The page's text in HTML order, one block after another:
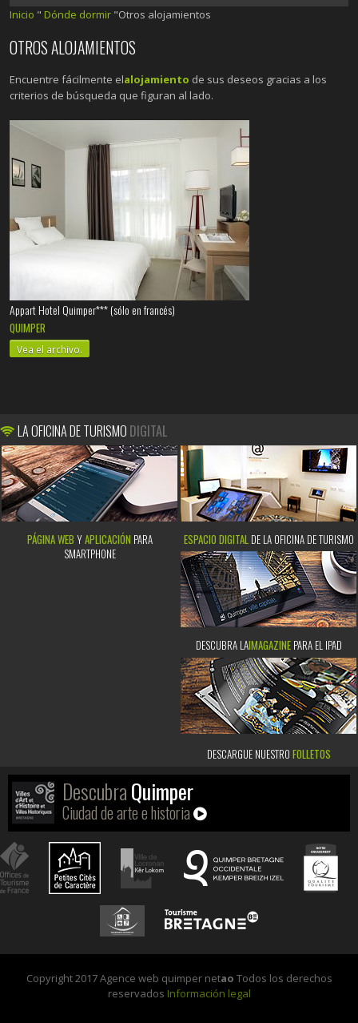
Inicio " Dónde dormir "Otros alojamientos
OTROS ALOJAMIENTOS
Encuentre fácilmente elalojamiento de sus deseos gracias a los
criterios de búsqueda que figuran al lado.
Appart Hotel Quimper*** (sólo en francés)
QUIMPER
Vea el archivo.
LA OFICINA DE TURISMO DIGITAL
PÁGINA WEB YAPLICACIÓN PARA
SMARTPHONE
ESPACIO DIGITAL DE LA OFICINA DE TURISMO
DESCUBRA LAIMAGAZINEPARA EL IPAD
DESCARGUE NUESTRO FOLLETOS
DescubraQuimper
Ciudad de arte e historia
Copyright 2017 Agence web quimper netao Todos los derechos
reservados Información legal